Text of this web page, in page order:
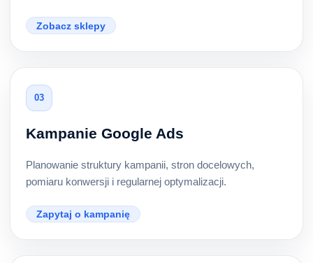
Zobacz sklepy
03
Kampanie Google Ads
Planowanie struktury kampanii, stron docelowych,
pomiaru konwersji i regularnej optymalizacji.
Zapytaj o kampanię